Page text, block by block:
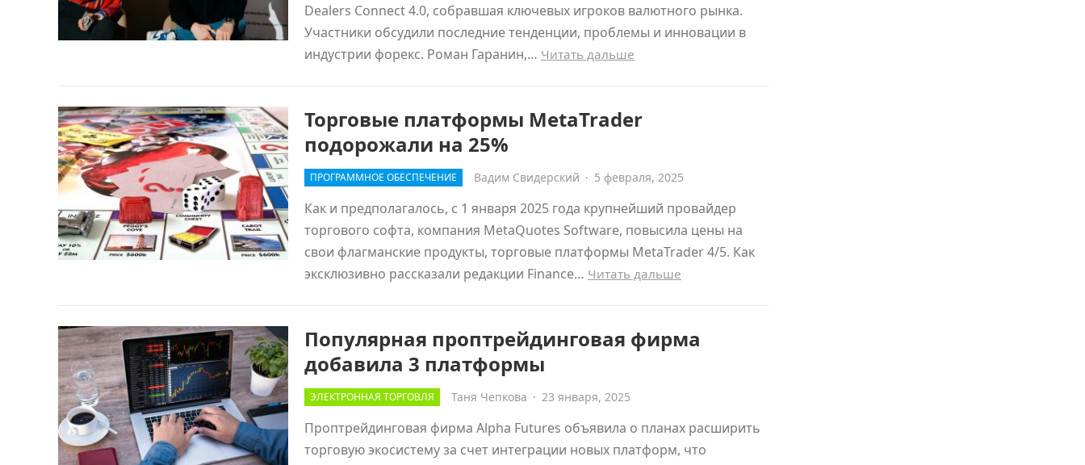
Dealers Connect 4.0, собравшая ключевых игроков валютного рынка.
Участники обсудили последние тенденции, проблемы и инновации в
индустрии форекс. Роман Гаранин,… Читать дальше
Торговые платформы MetaTrader
подорожали на 25%
ПРОГРАММНОЕ ОБЕСПЕЧЕНИЕ Вадим Свидерский · 5 февраля, 2025
Как и предполагалось, с 1 января 2025 года крупнейший провайдер
торгового софта, компания MetaQuotes Software, повысила цены на
свои флагманские продукты, торговые платформы MetaTrader 4/5. Как
эксклюзивно рассказали редакции Finance… Читать дальше
Популярная проптрейдинговая фирма
добавила 3 платформы
ЭЛЕКТРОННАЯ ТОРГОВЛЯ Таня Чепкова · 23 января, 2025
Проптрейдинговая фирма Alpha Futures объявила о планах расширить
торговую экосистему за счет интеграции новых платформ, что